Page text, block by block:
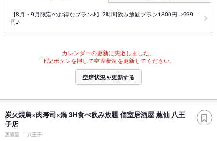
【8月・9月限定のお得なプラン♪】2時間飲み放題プラン1800円⇒999
円♪
カレンダーの更新に失敗しました。
下記ボタンを押して空席状況を更新してください。
空席状況を更新する
炭火焼鳥×肉寿司×鍋 3H食べ飲み放題 個室居酒屋 薫仙 八王
子店
居酒屋 八王子